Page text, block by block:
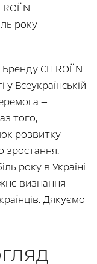
року
CITROЁN
Всеукраїнській
—
того,
розвитку
зростання.
року в Україні
визнання
Дякуємо